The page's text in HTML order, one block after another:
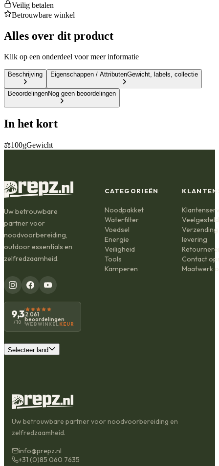
Veilig betalen
Betrouwbare winkel
Alles over dit product
Klik op een onderdeel voor meer informatie
Beschrijving Eigenschappen / AttributenGewicht, labels, collectie
BeoordelingenNog geen beoordelingen
In het kort
⚖️100gGewicht
Uw betrouwbare
partner voor
noodvoorbereiding,
outdoor essentials en
zelfredzaamheid.
9,3
/10
2.061
beoordelingen
WEBWINKEL KEUR
Selecteer land
CATEGORIEËN
Noodpakket
Waterfilter
Voedsel
Energie
Veiligheid
Tools
Kamperen
Verzending
levering
Contact
Maatwerk
Uw betrouwbare partner voor noodvoorbereiding en
zelfredzaamheid.
info@prepz.nl
+31 (0)85 060 7635